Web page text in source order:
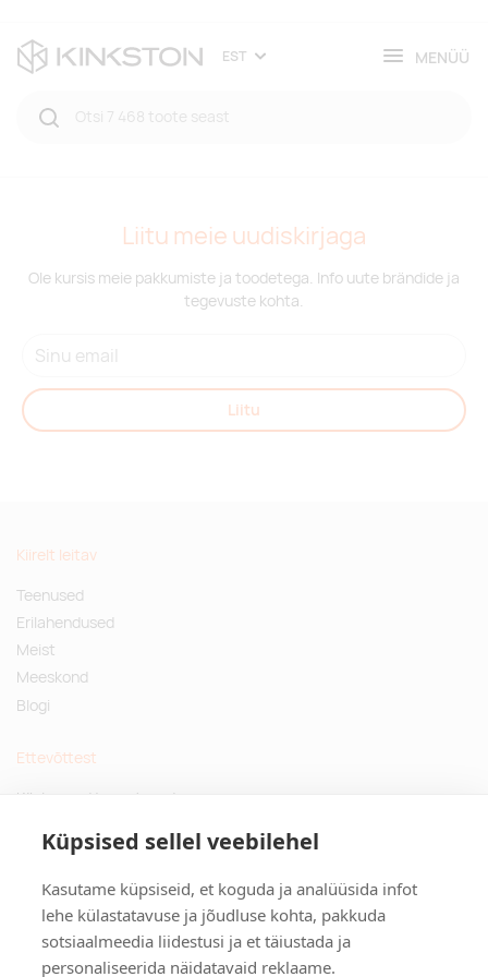
Küpsised sellel veebilehel
Kasutame küpsiseid, et koguda ja analüüsida infot
lehe külastatavuse ja jõudluse kohta, pakkuda
sotsiaalmeedia liidestusi ja et täiustada ja
personaliseerida näidatavaid reklaame.
EST MENÜÜ
Liitu meie uudiskirjaga
Ole kursis meie pakkumiste ja toodetega. Info uute brändide ja
tegevuste kohta.
Liitu
Kiirelt leitav
Teenused
Erilahendused
Meist
Meeskond
Blogi
Ettevõttest
Küsimused ja vastused
Privaatsuspoliitika
Kontakt
Tulika põik 3, Tallinn
info@kinkston.ee